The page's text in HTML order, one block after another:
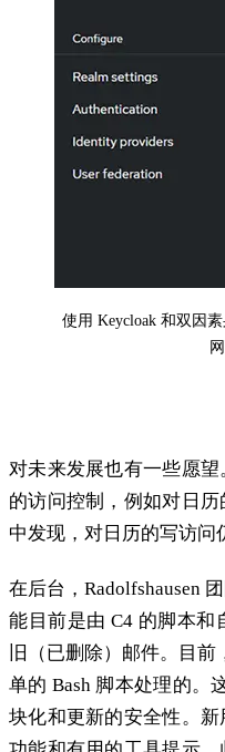
使用 Keycloak 和双因
对未来发展也有一些愿
的访问控制，例如对日
中发现，对日历的写访问
在后台，Radolfshausen
能目前是由 C4 的脚本
旧（已删除）邮件。目
单的 Bash 脚本处理的。
块化和更新的安全性。